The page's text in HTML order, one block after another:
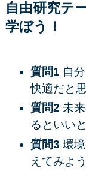
自由研究テ
学ぼう！
質問1 自
快適だと
質問2 未
るといい
質問3 環
えてみよう